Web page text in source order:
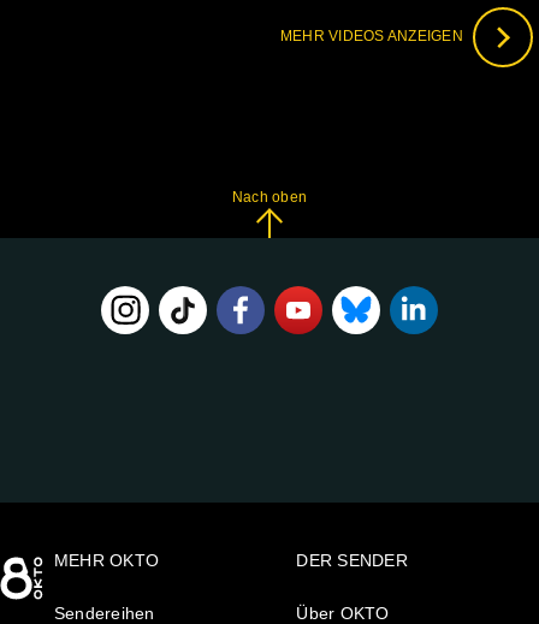
MEHR VIDEOS ANZEIGEN
Nach oben
MEHR OKTO
Sendereihen
DER SENDER
Über OKTO